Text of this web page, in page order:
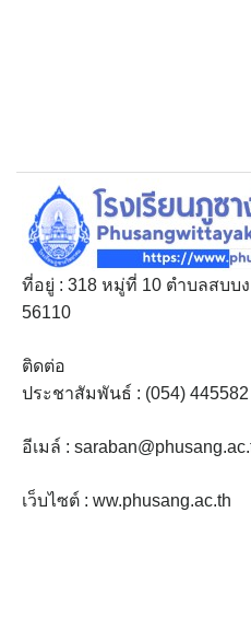
ที่อยู่ : 318 หมู่ที่ 10 ตำบลสบบ
56110
ติดต่อ
ประชาสัมพันธ์ : (054) 445582
อีเมล์ :
เว็บไซต์ : ww.phusang.ac.th